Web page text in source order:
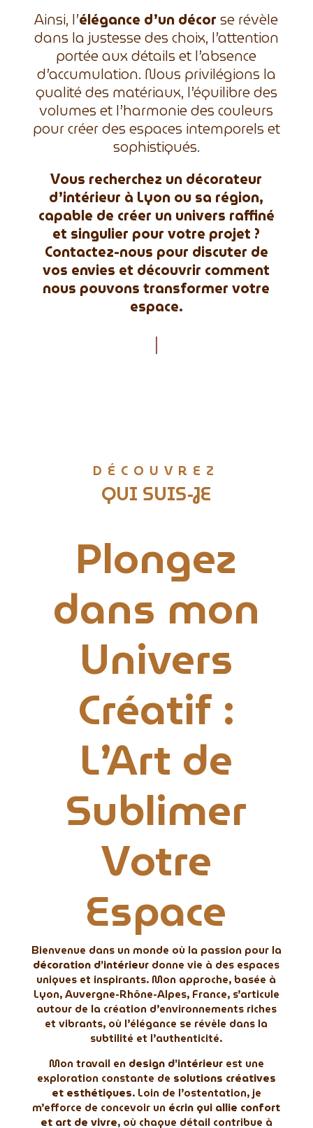
Ainsi, l’élégance d’un décorse révèle
dans la justesse des choix, l’attention
portée aux détails et l’absence
d’accumulation. Nous privilégions la
qualité des matériaux, l’équilibre des
volumes et l’harmonie des couleurs
pour créer des espaces intemporels et
sophistiqués.
Vous recherchez un décorateur
d’intérieur à Lyon ou sa région,
capable de créer un univers raffiné
et singulier pour votre projet ?
Contactez-nous pour discuter de
vos envies et découvrir comment
nous pouvons transformer votre
espace.
DÉCOUVREZ
QUI SUIS-JE
Plongez
dans mon
Univers
Créatif :
L’Art de
Sublimer
Votre
Espace
Bienvenue dans un monde où la passion pour la
décoration d’intérieur donne vie à des espaces
uniques et inspirants. Mon approche, basée à
Lyon, Auvergne-Rhône-Alpes, France, s’articule
autour de la création d’environnements riches
et vibrants, où l’élégance se révèle dans la
subtilité et l’authenticité.
Mon travail en design d’intérieurest une
exploration constante de solutions créatives
et esthétiques. Loin de l’ostentation, je
m’efforce de concevoir un écrin qui allie confort
et art de vivre, où chaque détail contribue à